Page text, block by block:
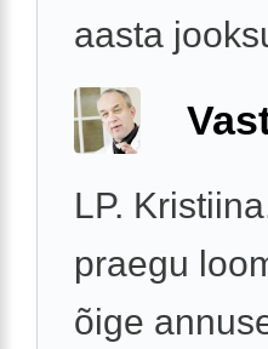
aasta
LP.
praegu
õige